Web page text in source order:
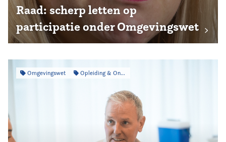
Raad: scherp letten op
participatie onder Omgevingswet
Omgevingswet Opleiding & Ontwikkeling